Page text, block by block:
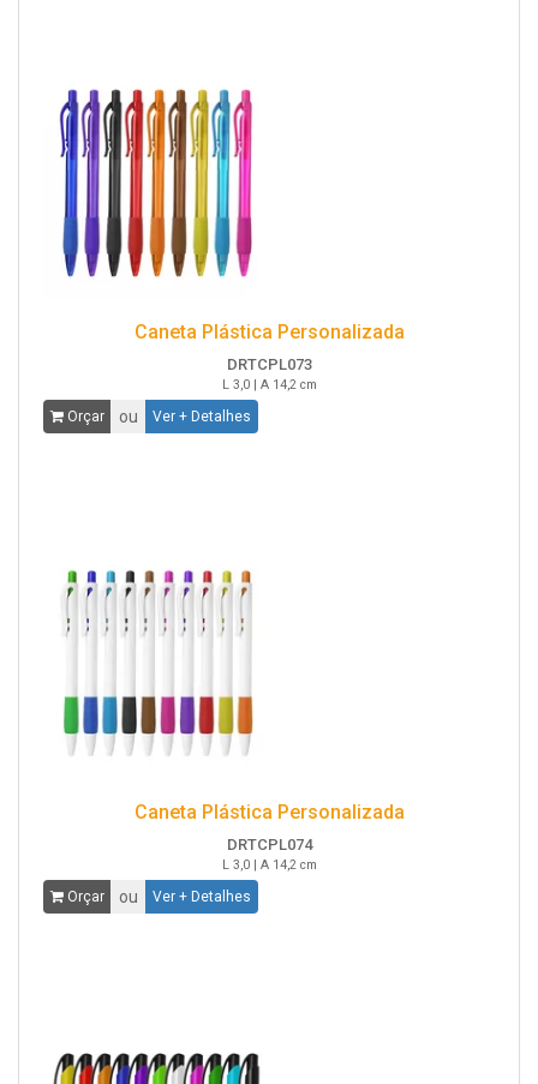
Caneta Plástica Personalizada
DRTCPL073
L 3,0 | A 14,2 cm
Orçar ou Ver + Detalhes
Caneta Plástica Personalizada
DRTCPL074
L 3,0 | A 14,2 cm
Orçar ou Ver + Detalhes